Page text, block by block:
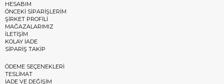
HESABIM
ÖNCEKİ SİPARİŞLERİM
ŞİRKET PROFİLİ
MAĞAZALARIMIZ
İLETİŞİM
KOLAY İADE
SİPARİŞ TAKİP
ÖDEME SEÇENEKLERİ
TESLİMAT
İADE VE DEĞİŞİM